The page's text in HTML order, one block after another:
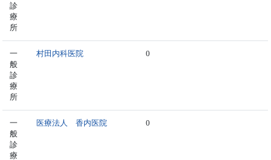
診
療
所
一
般
診
療
所
村田内科医院 0
一
般
診
療
医療法人 香内医院 0